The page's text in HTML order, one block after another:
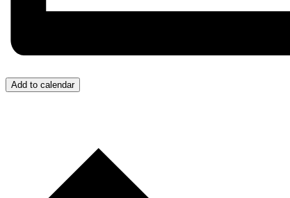
Add to calendar